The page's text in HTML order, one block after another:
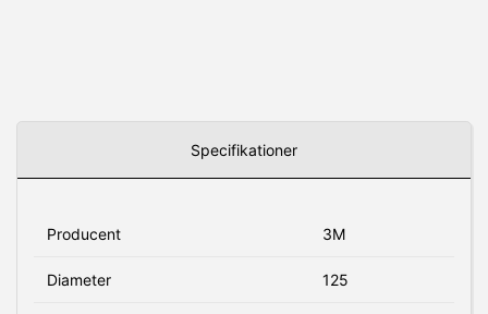
Specifikationer
Producent 3M
Diameter 125